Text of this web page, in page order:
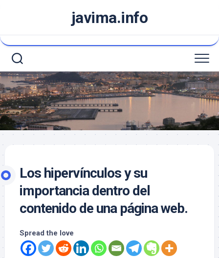
javima.info
Los hipervínculos y su
importancia dentro del
contenido de una página web.
Spread the love